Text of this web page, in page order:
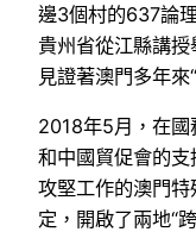
邊3個村的637論
貴州省從江縣講
見證著澳門多年來
2018年5月，在國
和中國貿促會的
攻堅工作的澳門
定，開啟了兩地“